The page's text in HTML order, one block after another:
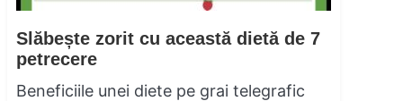
Slăbește zorit cu această dietă de 7
petrecere
Beneficiile unei diete pe grai telegrafic